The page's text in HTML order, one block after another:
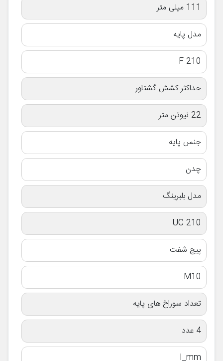
111 میلی متر
مدل پایه
F 210
حداکثر کشش گشتاور
22 نیوتن متر
جنس پایه
چدن
مدل بلبرینگ
UC 210
پیچ شفت
M10
تعداد سوراخ های پایه
4 عدد
I_mm